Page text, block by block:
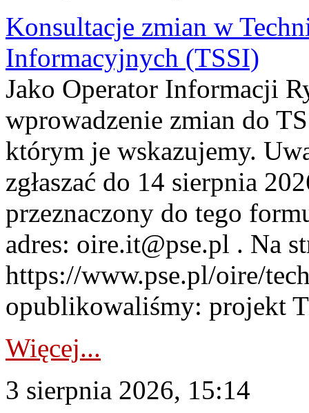
Konsultacje zmian w
Informacyjnych (TSSI)
Jako Operator Informacji
wprowadzenie zmian do
którym je wskazujemy.
zgłaszać do 14 sierpnia
przeznaczony do tego
adres: oire.it@pse.pl . Na
https://www.pse.pl/oire/
opublikowaliśmy: projekt
Więcej...
3 sierpnia 2026, 15:14